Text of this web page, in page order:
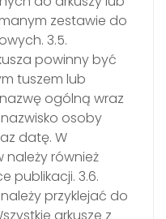
zestawie do
3.5.
powinny być
tuszem lub
ogólną wraz
osoby
datę. W
również
publikacji. 3.6.
przyklejać do
arkusze z